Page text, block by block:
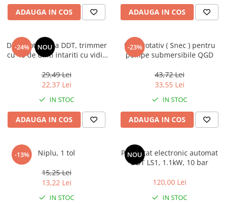
Accesorii de sudura
Drujbe
Accesorii si consumabile drujbe
Motocoase
Accesorii motocoase
Motocoase
Aparate lipit tevi
Gradinarit
Aparate si masini gradinarit
Atomizoare si pompe de stropit
ADAUGA IN COS ADAUGA IN COS
-24% NOU
Disc motocoasa DDT, trimmer
cu 40 de dinti intariti cu vidia
29,49 Lei
22,37 Lei
IN STOC
ADAUGA IN COS
-23%
Melc rotativ ( Snec ) pentru
pompe submersibile QGD
43,72 Lei
33,55 Lei
IN STOC
ADAUGA IN COS
-13% Niplu, 1 tol
15,25 Lei
13,22 Lei
IN STOC
NOU
Presostat electronic automat
DDT LS1, 1.1kW, 10 bar
120,00 Lei
IN STOC